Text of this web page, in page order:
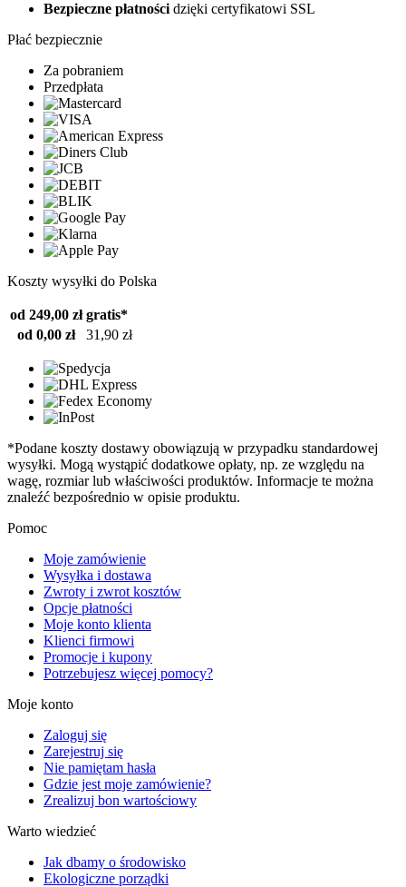
Bezpieczne płatności dzięki certyfikatowi SSL
Płać bezpiecznie
Za pobraniem
Przedpłata
Koszty wysyłki do Polska
od 249,00 zł gratis*
od 0,00 zł
31,90 zł
*Podane koszty dostawy obowiązują w przypadku standardowej
wysyłki. Mogą wystąpić dodatkowe opłaty, np. ze względu na
wagę, rozmiar lub właściwości produktów. Informacje te można
znaleźć bezpośrednio w opisie produktu.
Pomoc
Moje zamówienie
Wysyłka i dostawa
Zwroty i zwrot kosztów
Opcje płatności
Moje konto klienta
Klienci firmowi
Promocje i kupony
Potrzebujesz więcej pomocy?
Moje konto
Zaloguj się
Zarejestruj się
Nie pamiętam hasła
Gdzie jest moje zamówienie?
Zrealizuj bon wartościowy
Warto wiedzieć
Jak dbamy o środowisko
Ekologiczne porządki